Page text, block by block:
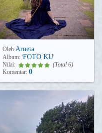
Oleh Arneta
Album: 'FOTO KU'
Nilai:
(Total 6)
Komentar: 0